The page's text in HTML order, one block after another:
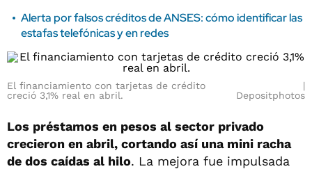
Alerta por falsos créditos de ANSES: cómo identificar las
estafas telefónicas y en redes
El financiamiento con tarjetas de crédito
creció 3,1% real en abril.
Depositphotos
Los préstamos en pesos al sector privado
crecieron en abril, cortando así una mini racha
de dos caídas al hilo. La mejora fue impulsada